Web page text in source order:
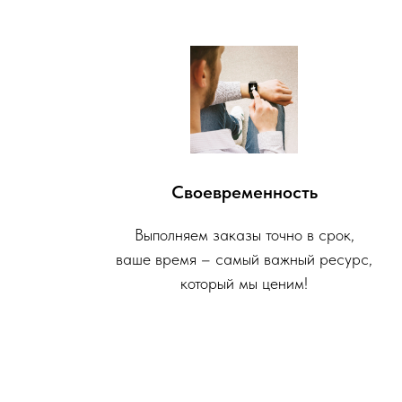
Своевременность
Выполняем заказы точно в срок,
ваше время – самый важный ресурс,
который мы ценим!